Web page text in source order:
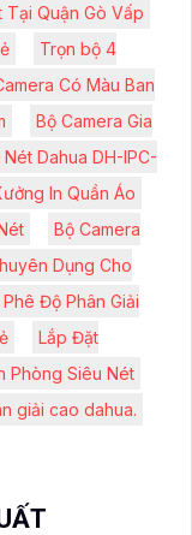
Tại Quận Gò Vấp
Trọn bộ 4
Có Màu Ban
Bộ Camera Gia
Dahua DH-IPC-
In Quần Áo
Bộ Camera
Dụng Cho
Độ Phân Giải
Lắp Đặt
Phòng Siêu Nét
giải cao dahua.